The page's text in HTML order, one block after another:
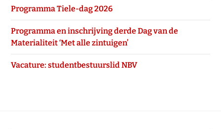
Programma Tiele-dag 2026
Programma en inschrijving derde Dag van de
Materialiteit ‘Met alle zintuigen’
Vacature: studentbestuurslid NBV